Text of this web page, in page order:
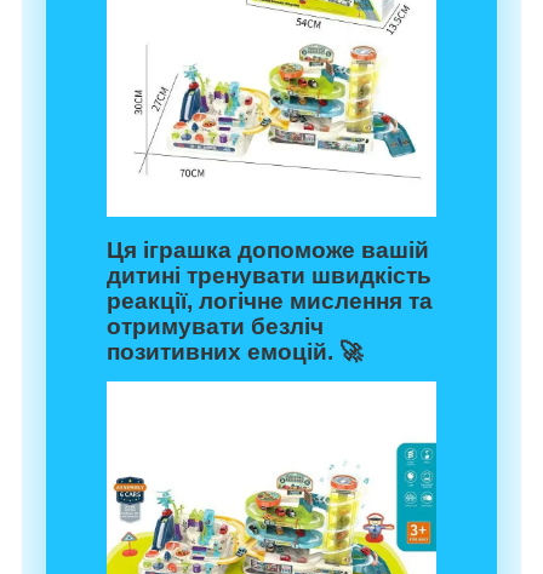
Ця іграшка допоможе вашій
дитині тренувати швидкість
реакції, логічне мислення та
отримувати безліч
позитивних емоцій. 🚀